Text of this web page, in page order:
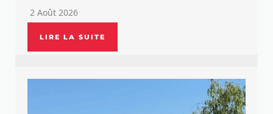
2 Août 2026
LIRE LA SUITE